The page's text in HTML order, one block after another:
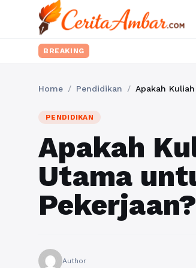
BREAKING
Home / Pendidikan / Apakah
PENDIDIKAN
Apakah
Utama
Pekerjaan?
Author